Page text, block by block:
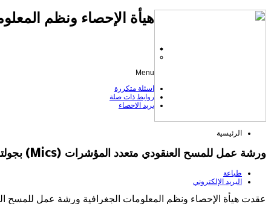
هيأة الإحصاء ونظم
الرئيسية
ورشة عمل للمسح العنقودي متعدد المؤشرات (Mics) بجولته السابعة في محافظة السليمانية
طباعة
البريد الإلكتروني
Menu
اسئلة متكررة
روابط ذات صلة
بريد الاحصاء